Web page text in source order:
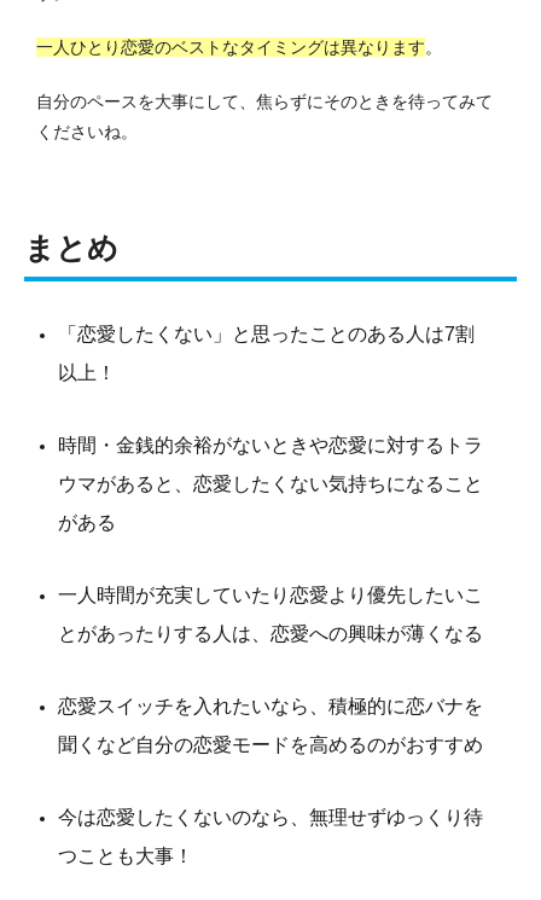
一人ひとり恋愛のベストなタイミングは異なります。
自分のペースを大事にして、焦らずにそのときを待ってみて
くださいね。
まとめ
「恋愛したくない」と思ったことのある人は7割
以上！
時間・金銭的余裕がないときや恋愛に対するトラ
ウマがあると、恋愛したくない気持ちになること
がある
一人時間が充実していたり恋愛より優先したいこ
とがあったりする人は、恋愛への興味が薄くなる
恋愛スイッチを入れたいなら、積極的に恋バナを
聞くなど自分の恋愛モードを高めるのがおすすめ
今は恋愛したくないのなら、無理せずゆっくり待
つことも大事！